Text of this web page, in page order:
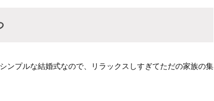
ンプルな結婚式なので、リラックスしすぎてただの家族の集